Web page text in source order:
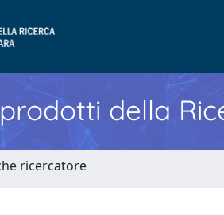
della
ricercatore